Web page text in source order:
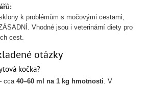
k problémům s močovými cestami,
Vhodné jsou i veterinární diety pro
cest.
otázky
kočka?
cca40–60 ml na 1 kg hmotnosti. V